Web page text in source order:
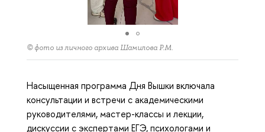
© фото из личного архива Шамилова Р.М.
Насыщенная программа Дня Вышки включала
консультации и встречи с академическими
руководителями, мастер-классы и лекции,
дискуссии с экспертами ЕГЭ, психологами и